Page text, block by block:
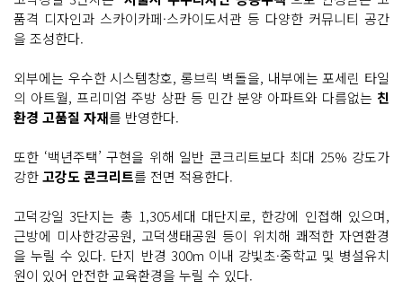
품격 디자인과 스카이카페·스카이도서관 등 다양한 커뮤니티 공간
을 조성한다.
외부에는 우수한 시스템창호, 롱브릭 벽돌을, 내부에는 포세린 타일
의 아트월, 프리미엄 주방 상판 등 민간 분양 아파트와 다름없는 친
환경 고품질 자재를 반영한다.
또한 ‘백년주택’ 구현을 위해 일반 콘크리트보다 최대 25% 강도가
강한고강도 콘크리트를 전면 적용한다.
고덕강일 3단지는 총 1,305세대 대단지로, 한강에 인접해 있으며,
근방에 미사한강공원, 고덕생태공원 등이 위치해 쾌적한 자연환경
을 누릴 수 있다. 단지 반경 300m 이내 강빛초·중학교 및 병설유치
원이 있어 안전한 교육환경을 누릴 수 있다.